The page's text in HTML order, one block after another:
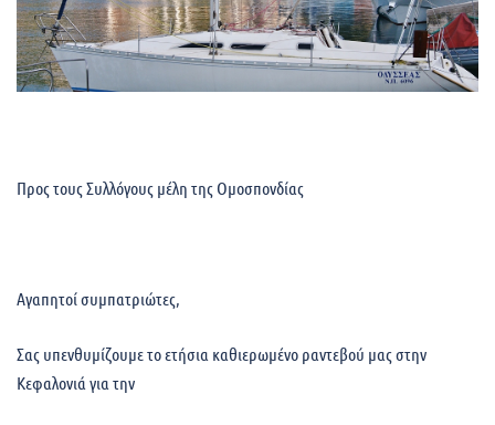
Προς τους Συλλόγους μέλη της Ομοσπονδίας
Αγαπητοί συμπατριώτες,
Σας υπενθυμίζουμε το ετήσια καθιερωμένο ραντεβού μας στην
Κεφαλονιά για την